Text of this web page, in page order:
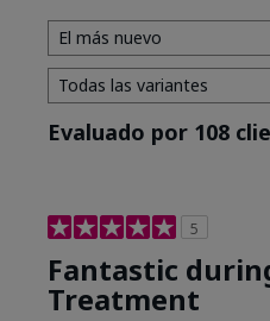
Evaluado por 108
5
Fantastic
Treatment